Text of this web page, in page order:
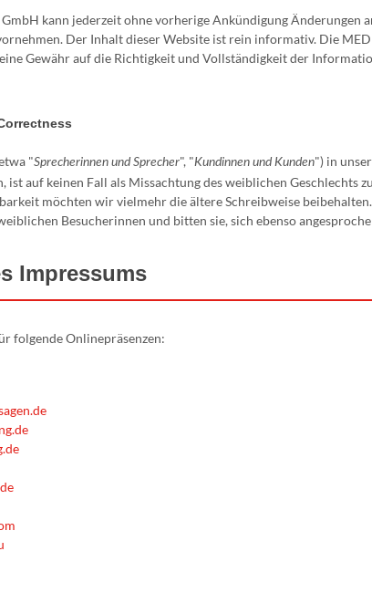
kann jederzeit ohne vorherige Ankündigung Änderungen
Der Inhalt dieser Website ist rein informativ. Die
Gewähr auf die Richtigkeit und Vollständigkeit der
"Sprecherinnen und Sprecher", "Kundinnen und Kunden") in
ist auf keinen Fall als Missachtung des weiblichen Geschlechts
möchten wir vielmehr die ältere Schreibweise
Besucherinnen und bitten sie, sich ebenso
Impressums
folgende Onlinepräsenzen: